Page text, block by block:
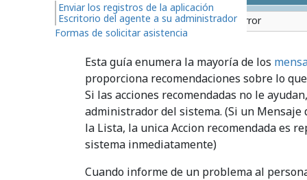
Mensaje de Error
Esta guía enumera la mayoría de los
proporciona recomendaciones sobre lo
Si las acciones recomendadas no le
administrador del sistema. (Si un
la Lista, la unica Accion recomendada es
sistema inmediatamente)
Cuando informe de un problema al
Enviar los registros de la aplicación
Escritorio del agente a su administrador
Formas de solicitar asistencia